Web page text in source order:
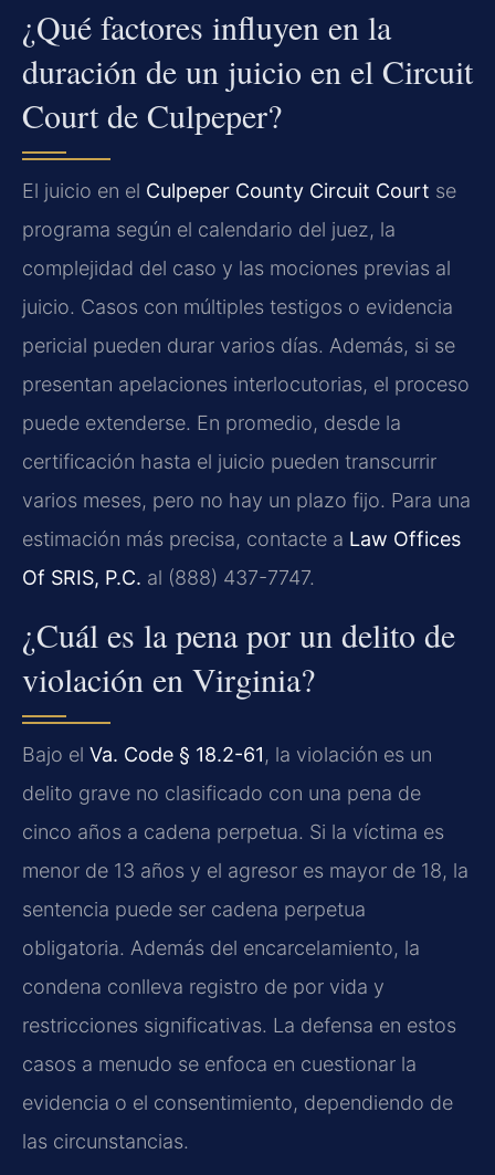
¿Qué factores influyen en la
duración de un juicio en el Circuit
Court de Culpeper?
El juicio en el Culpeper County Circuit Court se
programa según el calendario del juez, la
complejidad del caso y las mociones previas al
juicio. Casos con múltiples testigos o evidencia
pericial pueden durar varios días. Además, si se
presentan apelaciones interlocutorias, el proceso
puede extenderse. En promedio, desde la
certificación hasta el juicio pueden transcurrir
varios meses, pero no hay un plazo fijo. Para una
estimación más precisa, contacte a Law Offices
Of SRIS, P.C. al (888) 437-7747.
¿Cuál es la pena por un delito de
violación en Virginia?
Bajo el Va. Code § 18.2-61, la violación es un
delito grave no clasificado con una pena de
cinco años a cadena perpetua. Si la víctima es
menor de 13 años y el agresor es mayor de 18, la
sentencia puede ser cadena perpetua
obligatoria. Además del encarcelamiento, la
condena conlleva registro de por vida y
restricciones significativas. La defensa en estos
casos a menudo se enfoca en cuestionar la
evidencia o el consentimiento, dependiendo de
las circunstancias.